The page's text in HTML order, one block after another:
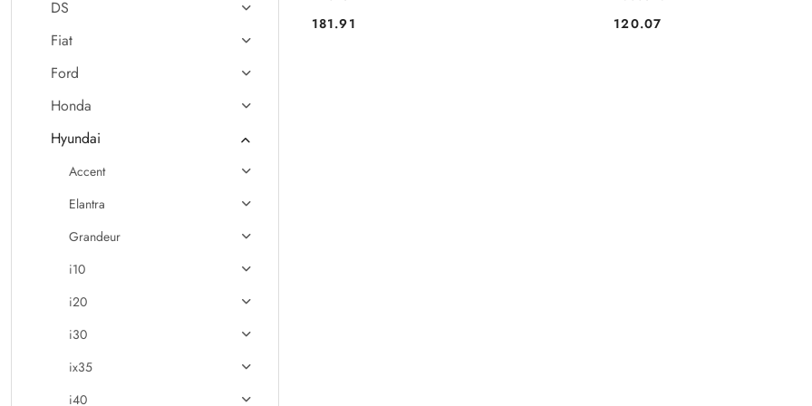
DS
Fiat
Ford
Honda
Hyundai
Accent
Elantra
Grandeur
i10
i20
i30
ix35
i40
Cena:
181.91 Cena:
120.07